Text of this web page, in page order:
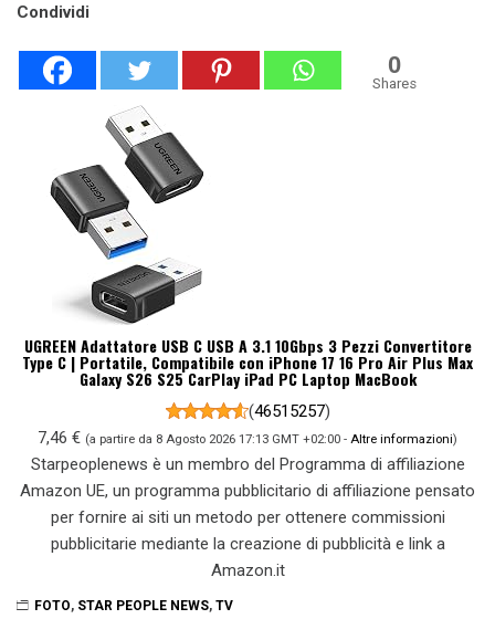
Condividi
0
Shares
UGREEN Adattatore USB C USB A 3.1 10Gbps 3 Pezzi Convertitore
Type C | Portatile, Compatibile con iPhone 17 16 Pro Air Plus Max
Galaxy S26 S25 CarPlay iPad PC Laptop MacBook
(46515257)
7,46 € (a partire da 8 Agosto 2026 17:13 GMT +02:00 - Altre informazioni)
Starpeoplenews è un membro del Programma di affiliazione
Amazon UE, un programma pubblicitario di affiliazione pensato
per fornire ai siti un metodo per ottenere commissioni
pubblicitarie mediante la creazione di pubblicità e link a
Amazon.it
FOTO, STAR PEOPLE NEWS, TV